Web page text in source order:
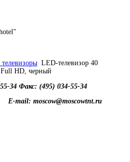
LED-телевизор 40
HD, черный
34 Факс: (495) 034-55-34
E-mail: moscow@moscowtnt.ru